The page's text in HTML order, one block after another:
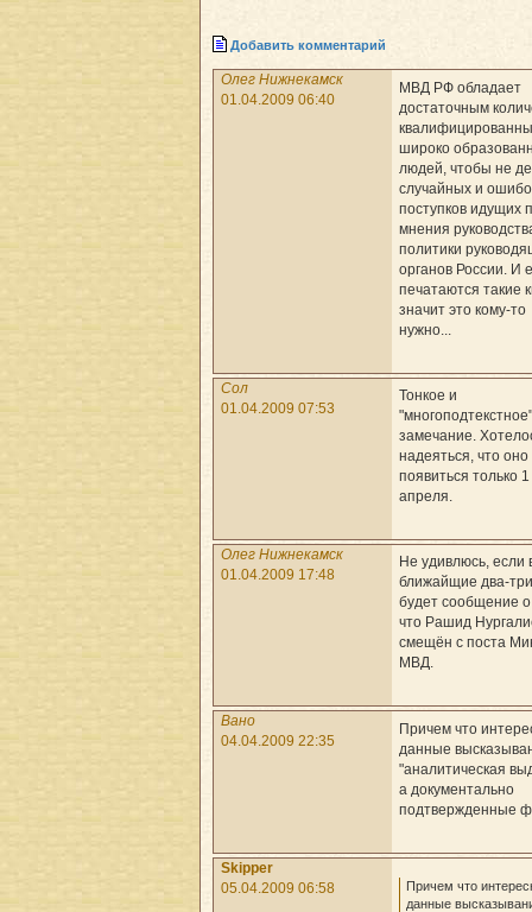
Добавить комментарий
Олег Нижнекамск
01.04.2009 06:40
МВД РФ обладает
достаточным
широко
людей, чтобы не
случайных и
поступков идущих
мнения
политики
органов России. И
печатаются такие
значит это кому-то
нужно...
Сол
01.04.2009 07:53
Тонкое и
"многоподтекстное"
замечание.
надеяться, что оно
появиться только 1
апреля.
Олег Нижнекамск
01.04.2009 17:48
Не удивлюсь, если
ближайщие два-
будет сообщение
что Рашид
смещён с поста
МВД.
Вано
04.04.2009 22:35
Причем что
данные
"аналитическая
а документально
подтвержденные
Skipper
05.04.2009 06:58
Причем что
данные